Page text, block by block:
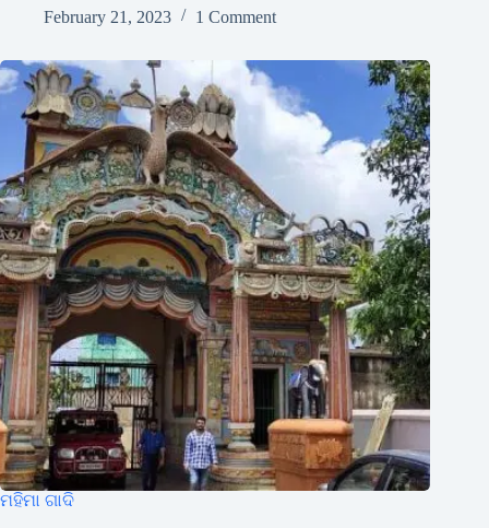
February 21, 2023
1 Comment
ମହିମା ଗାଦି